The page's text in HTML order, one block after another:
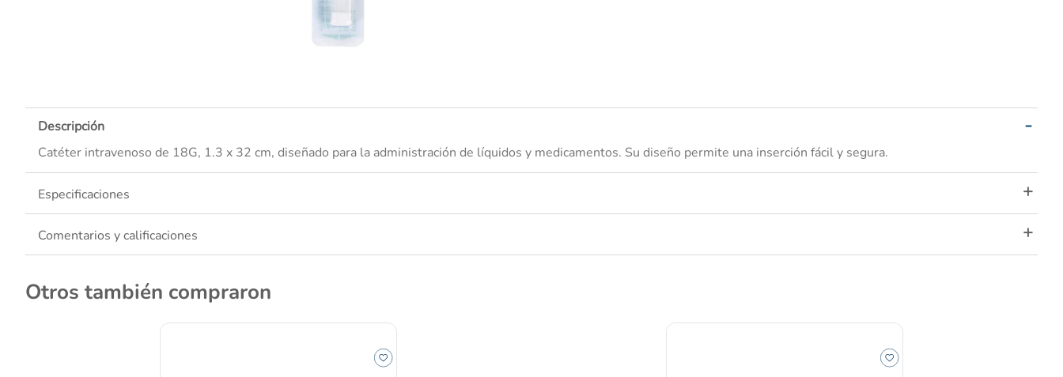
Descripción
Catéter intravenoso de 18G, 1.3 x 32 cm, diseñado para la administración de líquidos y medicamentos. Su diseño permite una inserción fácil y segura.
Especificaciones
Comentarios y calificaciones
Otros también compraron
10